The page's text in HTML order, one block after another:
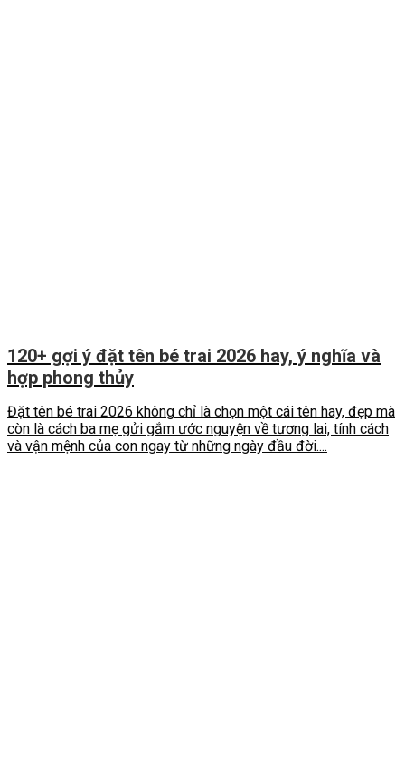
120+ gợi ý đặt tên bé trai 2026 hay, ý nghĩa và
hợp phong thủy
Đặt tên bé trai 2026 không chỉ là chọn một cái tên hay, đẹp mà
còn là cách ba mẹ gửi gắm ước nguyện về tương lai, tính cách
và vận mệnh của con ngay từ những ngày đầu đời....